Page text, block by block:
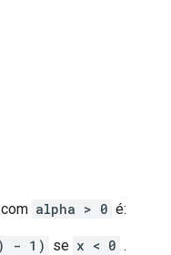
alpha > 0 é:
- 1) se x < 0 .